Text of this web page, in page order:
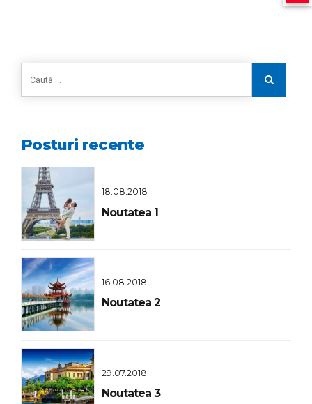
Posturi recente
18.08.2018
Noutatea 1
16.08.2018
Noutatea 2
29.07.2018
Noutatea 3